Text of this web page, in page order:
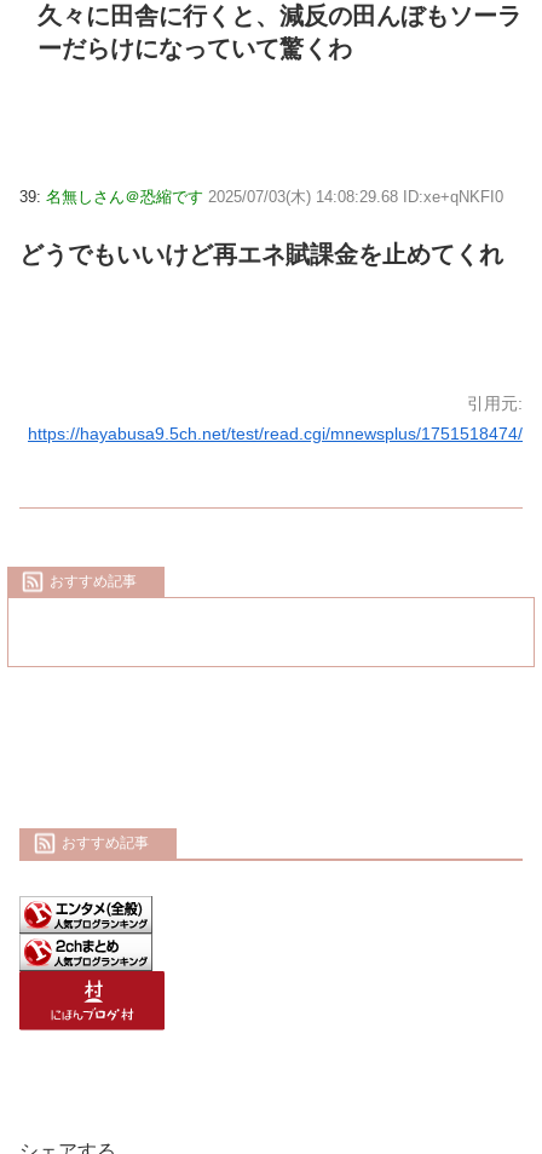
久々に田舎に行くと、減反の田んぼもソーラ
ーだらけになっていて驚くわ
39: 名無しさん＠恐縮です 2025/07/03(木) 14:08:29.68 ID:xe+qNKFI0
どうでもいいけど再エネ賦課金を止めてくれ
引用元:
https://hayabusa9.5ch.net/test/read.cgi/mnewsplus/1751518474/
おすすめ記事
おすすめ記事